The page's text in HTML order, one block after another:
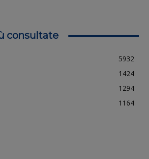
consultate
5932
1424
1294
1164